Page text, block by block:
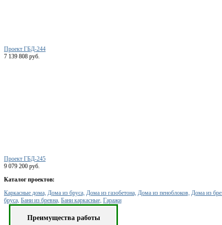
Проект ГБД-244
7 139 808 руб.
Проект ГБД-245
9 079 200 руб.
Каталог проектов:
Каркасные дома, Дома из бруса, Дома из газобетона, Дома из пеноблоков, Дома из
бруса, Бани из бревна, Бани каркасные, Гаражи
Преимущества работы